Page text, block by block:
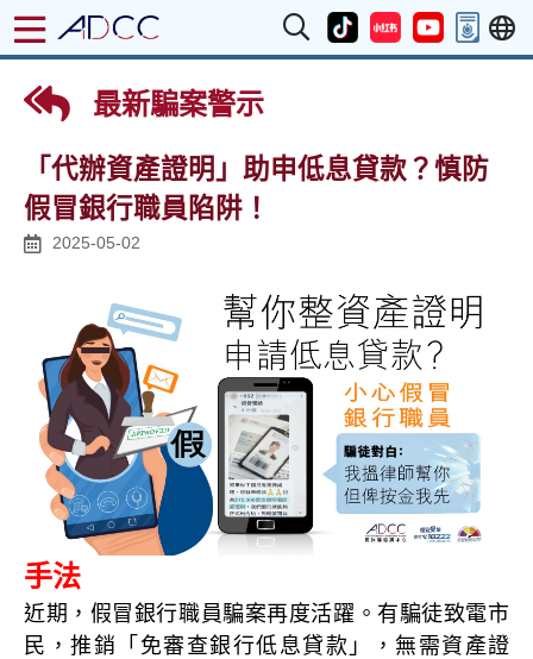
最新騙案警示
「代辦資產證明」助申低息貸款？慎防
假冒銀行職員陷阱！
2025-05-02
手法
近期，假冒銀行職員騙案再度活躍。有騙徒致電市
民，推銷「免審查銀行低息貸款」，無需資產證